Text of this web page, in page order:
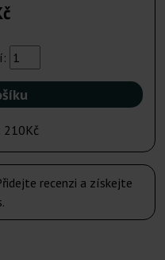
210Kč
recenzi a získejte